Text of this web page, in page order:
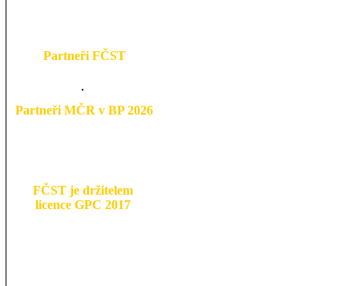
Partneři FČST
Partneři MČR v BP 2026
FČST je držitelem
licence GPC 2017